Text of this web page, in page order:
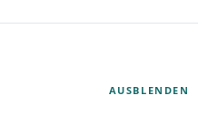
AUSBLENDEN